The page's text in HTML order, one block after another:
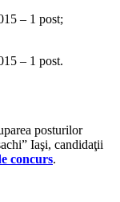
– 1 post;
– 1 post.
posturilor
Iaşi, candidaţii
concurs.